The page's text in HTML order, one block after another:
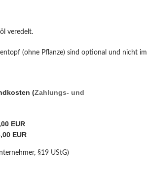
veredelt.
(ohne Pflanze) sind optional und nicht im
(Zahlungs- und
EUR
EUR
§19 UStG)